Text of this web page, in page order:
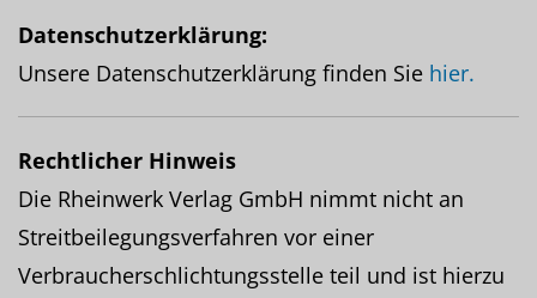
Datenschutzerklärung:
Unsere Datenschutzerklärung finden Sie hier.
Rechtlicher Hinweis
Die Rheinwerk Verlag GmbH nimmt nicht an
Streitbeilegungsverfahren vor einer
Verbraucherschlichtungsstelle teil und ist hierzu